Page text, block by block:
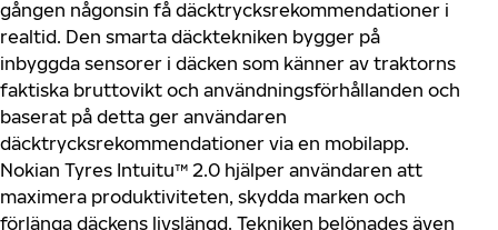
gången någonsin få däcktrycksrekommendationer i
realtid. Den smarta däcktekniken bygger på
inbyggda sensorer i däcken som känner av traktorns
faktiska bruttovikt och användningsförhållanden och
baserat på detta ger användaren
däcktrycksrekommendationer via en mobilapp.
Nokian Tyres Intuitu™ 2.0 hjälper användaren att
maximera produktiviteten, skydda marken och
förlänga däckens livslängd. Tekniken belönades även